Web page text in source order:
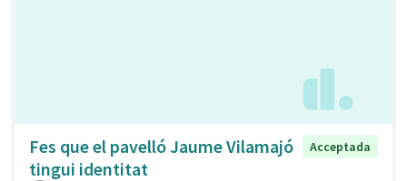
Fes que el pavelló Jaume Vilamajó
tingui identitat
Acceptada